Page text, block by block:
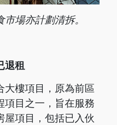
場亦計劃清拆。
退租
大樓項目，原為前區
項目之一，旨在服務
屋項目，包括已入伙